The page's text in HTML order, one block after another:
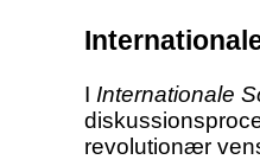
I Internationale
revolutionær